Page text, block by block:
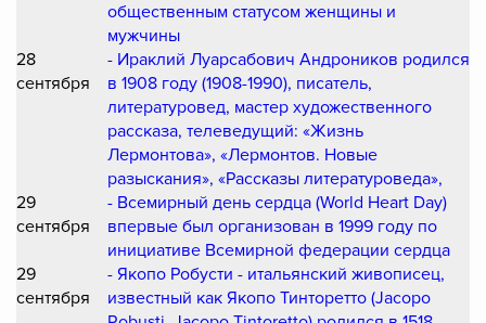
общественным статусом женщины и
мужчины
28
сентября
- Ираклий Луарсабович Андроников родился
в 1908 году (1908-1990), писатель,
литературовед, мастер художественного
рассказа, телеведущий: «Жизнь
Лермонтова», «Лермонтов. Новые
разыскания», «Рассказы литературоведа»,
29
сентября
- Всемирный день сердца (World Heart Day)
впервые был организован в 1999 году по
инициативе Всемирной федерации сердца
29
сентября
- Якопо Робусти - итальянский живописец,
известный как Якопо Тинторетто (Jacopo